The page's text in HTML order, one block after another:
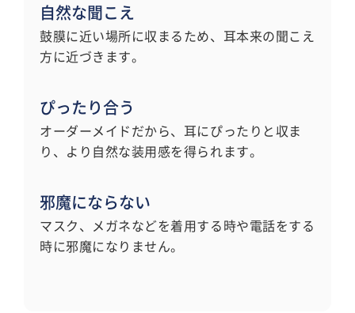
自然な聞こえ
鼓膜に近い場所に収まるため、耳本来の聞こえ
方に近づきます。
ぴったり合う
オーダーメイドだから、耳にぴったりと収ま
り、より自然な装用感を得られます。
邪魔にならない
マスク、メガネなどを着用する時や電話をする
時に邪魔になりません。